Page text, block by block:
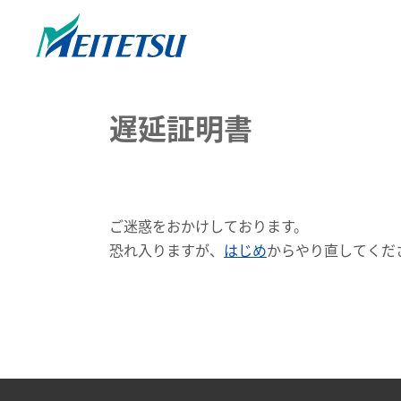
遅延証明書
ご迷惑をおかけしております。
恐れ入りますが、 はじめからやり直してくだ